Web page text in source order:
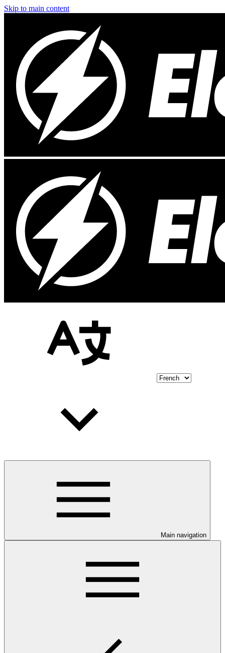
Skip to main content
Main navigation